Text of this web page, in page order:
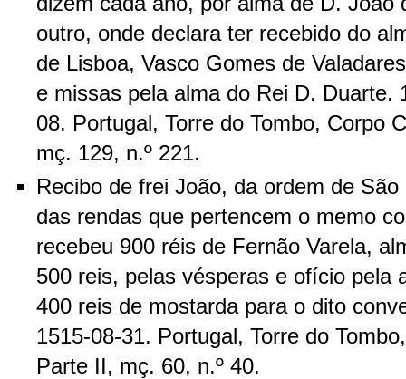
outro, onde declara ter recebido do
de Lisboa, Vasco Gomes de
e missas pela alma do Rei D. Duarte.
08. Portugal, Torre do Tombo, Corpo
mç. 129, n.º 221.
Recibo de frei João, da ordem de
das rendas que pertencem o memo
recebeu 900 réis de Fernão Varela,
500 reis, pelas vésperas e ofício pela
400 reis de mostarda para o dito
1515-08-31. Portugal, Torre do
Parte II, mç. 60, n.º 40.